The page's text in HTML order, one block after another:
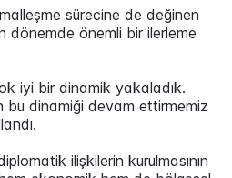
sürecine de değinen
dönemde önemli bir ilerleme
iyi bir dinamik yakaladık.
bu dinamiği devam ettirmemiz
ilişkilerin kurulmasının